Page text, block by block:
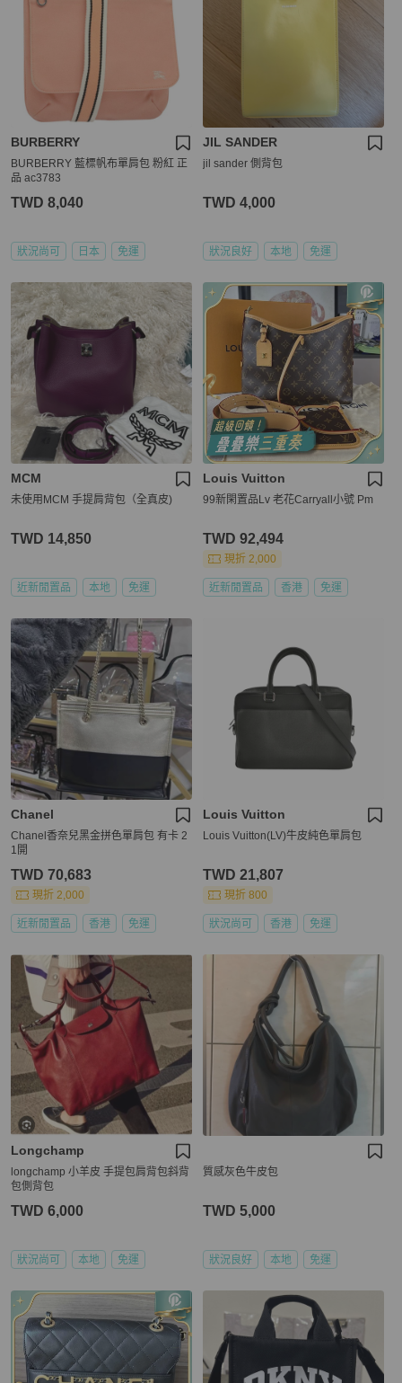
BURBERRY
BURBERRY 藍標帆布單肩包 粉紅 正
品 ac3783
TWD 8,040
狀況尚可 日本 免運
JIL SANDER
jil sander 側背包
TWD 4,000
狀況良好 本地 免運
MCM
未使用MCM 手提肩背包（全真皮)
TWD 14,850
近新閒置品 本地 免運
Louis Vuitton
99新閑置品Lv 老花Carryall小號 Pm
TWD 92,494
現折 2,000
近新閒置品 香港 免運
Chanel
Chanel香奈兒黑金拼色單肩包 有卡 2
1開
TWD 70,683
現折 2,000
近新閒置品 香港 免運
Louis Vuitton
Louis Vuitton(LV)牛皮純色單肩包
TWD 21,807
現折 800
狀況尚可 香港 免運
Longchamp
longchamp 小羊皮 手提包肩背包斜背
包側背包
TWD 6,000
狀況尚可 本地 免運
質感灰色牛皮包
TWD 5,000
狀況良好 本地 免運